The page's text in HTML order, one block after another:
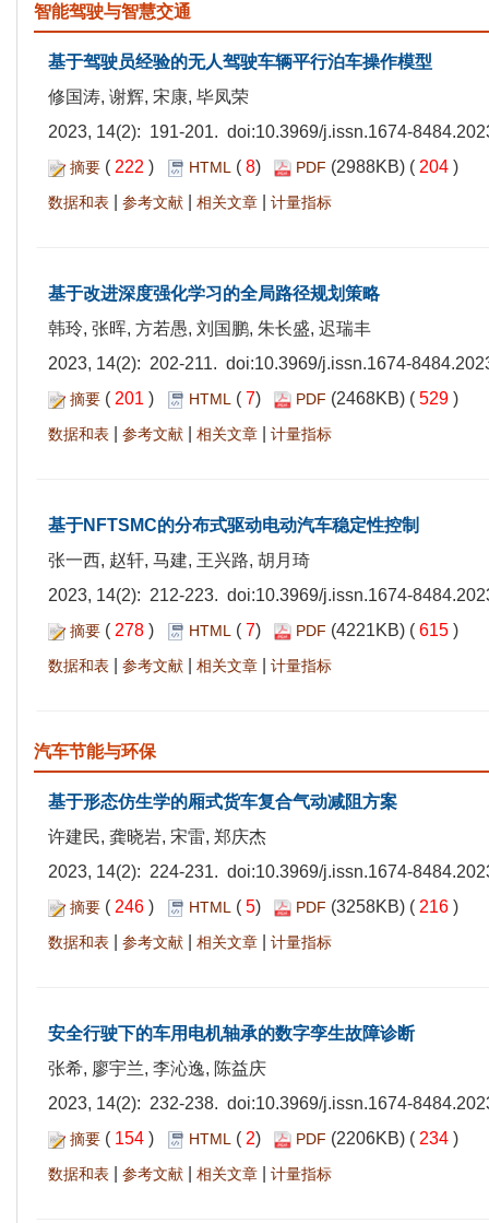
智能驾驶与智慧交通
基于驾驶员经验的无人驾驶车辆平行泊车操作模型
修国涛, 谢辉, 宋康, 毕凤荣
2023, 14(2): 191-201. doi:10.3969/j.issn.1674-
摘要 ( 222 ) HTML ( 8) PDF (2988KB) ( 204 )
数据和表 参考文献 相关文章 计量指标
基于改进深度强化学习的全局路径规划策略
韩玲, 张晖, 方若愚, 刘国鹏, 朱长盛, 迟瑞丰
2023, 14(2): 202-211. doi:10.3969/j.issn.1674-
摘要 ( 201 ) HTML ( 7) PDF (2468KB) ( 529 )
数据和表 参考文献 相关文章 计量指标
基于NFTSMC的分布式驱动电动汽车稳定性控制
张一西, 赵轩, 马建, 王兴路, 胡月琦
2023, 14(2): 212-223. doi:10.3969/j.issn.1674-
摘要 ( 278 ) HTML ( 7) PDF (4221KB) ( 615 )
数据和表 参考文献 相关文章 计量指标
汽车节能与环保
基于形态仿生学的厢式货车复合气动减阻方案
许建民, 龚晓岩, 宋雷, 郑庆杰
2023, 14(2): 224-231. doi:10.3969/j.issn.1674-
摘要 ( 246 ) HTML ( 5) PDF (3258KB) ( 216 )
数据和表 参考文献 相关文章 计量指标
安全行驶下的车用电机轴承的数字孪生故障诊断
张希, 廖宇兰, 李沁逸, 陈益庆
2023, 14(2): 232-238. doi:10.3969/j.issn.1674-
摘要 ( 154 ) HTML ( 2) PDF (2206KB) ( 234 )
数据和表 参考文献 相关文章 计量指标